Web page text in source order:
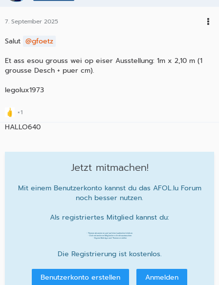
7. September 2025
Salut
gfoetz
Et ass esou grouss wei op eiser Ausstellung: 1m x 2,10 m (1
grousse Desch + puer cm).
legolux1973
1
HALLO640
Jetzt mitmachen!
Mit einem Benutzerkonto kannst du das AFOL.lu Forum
noch besser nutzen.
Als registriertes Mitglied kannst du:
- Themen abonnieren und auf dem Laufenden bleiben
- Dich mit anderen Mitgliedern direkt austauschen
- Eigene Beiträge und Themen erstellen
Die Registrierung ist kostenlos.
Benutzerkonto erstellen Anmelden